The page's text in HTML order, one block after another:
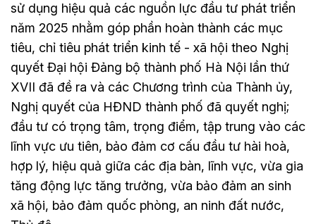
sử dụng hiệu quả các nguồn lực đầu tư phát triển
năm 2025 nhằm góp phần hoàn thành các mục
tiêu, chỉ tiêu phát triển kinh tế - xã hội theo Nghị
quyết Đại hội Đảng bộ thành phố Hà Nội lần thứ
XVII đã đề ra và các Chương trình của Thành ủy,
Nghị quyết của HĐND thành phố đã quyết nghị;
đầu tư có trọng tâm, trọng điểm, tập trung vào các
lĩnh vực ưu tiên, bảo đảm cơ cấu đầu tư hài hoà,
hợp lý, hiệu quả giữa các địa bàn, lĩnh vực, vừa gia
tăng động lực tăng trưởng, vừa bảo đảm an sinh
xã hội, bảo đảm quốc phòng, an ninh đất nước,